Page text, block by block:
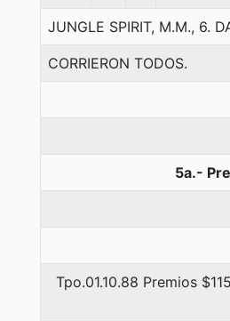
JUNGLE SPIRIT, M.M., 6.
CORRIERON TODOS.
5a.-
Tpo.01.10.88 Premios